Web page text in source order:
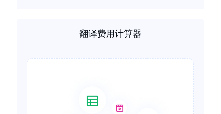
翻译费用计算器